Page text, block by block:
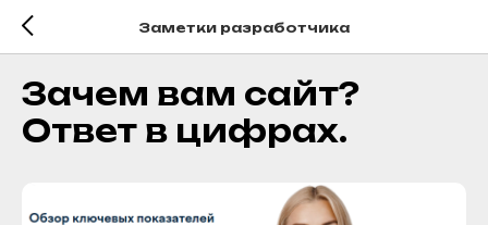
Заметки разработчика
Зачем вам сайт?
Ответ в цифрах.